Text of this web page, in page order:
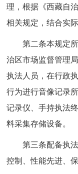
理，根据《西藏自
相关规定，结合实
第二条本规定
治区市场监督管理
执法人员，在行政
行为进行音像记录
记录仪、手持执法
料采集存储设备。
第三条配备执
控制、性能先进、